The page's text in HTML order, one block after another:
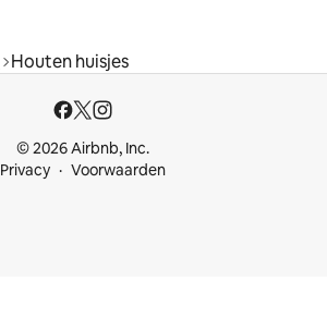
Houten huisjes
© 2026 Airbnb, Inc.
Privacy
Voorwaarden